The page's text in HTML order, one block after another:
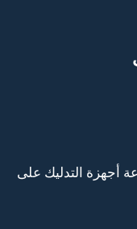
أجهزة التدليك على